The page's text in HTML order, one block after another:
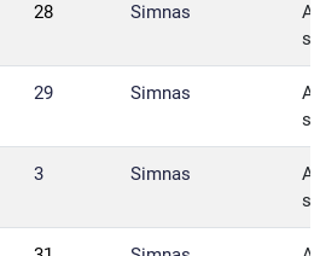
28 Simnas
29 Simnas
3 Simnas